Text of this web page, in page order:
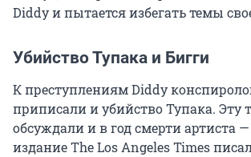
Diddy и пытается избегать темы
Убийство Тупака и Бигги
К преступлениям Diddy
приписали и убийство Тупака. Эту
обсуждали и в год смерти артиста —
издание The Los Angeles Times